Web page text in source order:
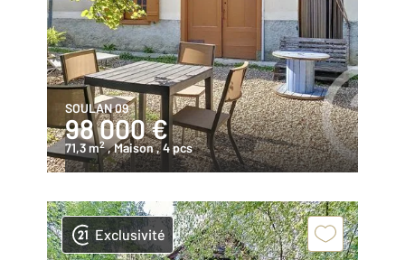
SOULAN 09
98 000 €
71,3 m2 , Maison, 4 pcs
Exclusivité